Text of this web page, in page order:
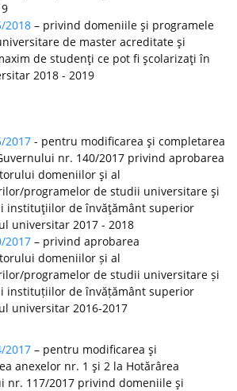
2018 – privind domeniile şi programele
de master acreditate şi
de studenţi ce pot fi şcolarizaţi în
2018 - 2019
2017 - pentru modificarea şi completarea
nr. 140/2017 privind aprobarea
domeniilor şi al
programelor de studii universitare şi
instituţiilor de învăţământ superior
universitar 2017 - 2018
2017 – privind aprobarea
domeniilor și al
programelor de studii universitare și
instituțiilor de învățământ superior
universitar 2016-2017
2017 – pentru modificarea şi
anexelor nr. 1 şi 2 la Hotărârea
nr. 117/2017 privind domeniile şi